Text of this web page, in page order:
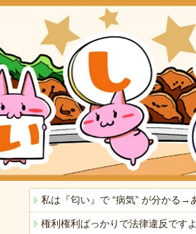
私は『匂い』で “病気” が分かる→
権利権利ばっかりで法律違反です